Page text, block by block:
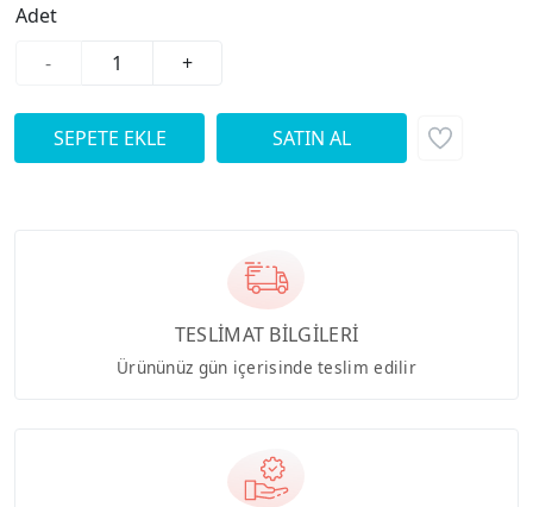
Adet
-
+
TESLİMAT BİLGİLERİ
Ürününüz gün içerisinde teslim edilir